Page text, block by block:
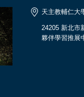
天主教輔仁大
24205 新北市
夥伴學習推展